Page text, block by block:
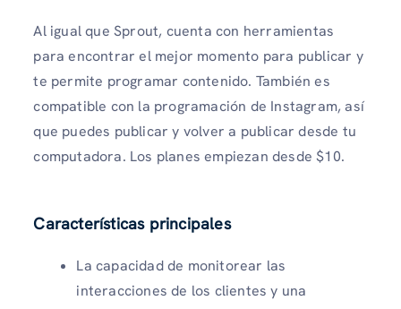
Al igual que Sprout, cuenta con herramientas
para encontrar el mejor momento para publicar y
te permite programar contenido. También es
compatible con la programación de Instagram, así
que puedes publicar y volver a publicar desde tu
computadora. Los planes empiezan desde $10.
Características principales
La capacidad de monitorear las
interacciones de los clientes y una